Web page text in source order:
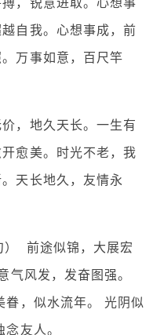
，锐意进取。心想事
自我。心想事成，前
万事如意，百尺竿
，地久天长。一生有
愈美。时光不老，我
天长地久，友情永
） 前途似锦，大展宏
气风发，发奋图强。
眷，似水流年。 光阴似
友人。